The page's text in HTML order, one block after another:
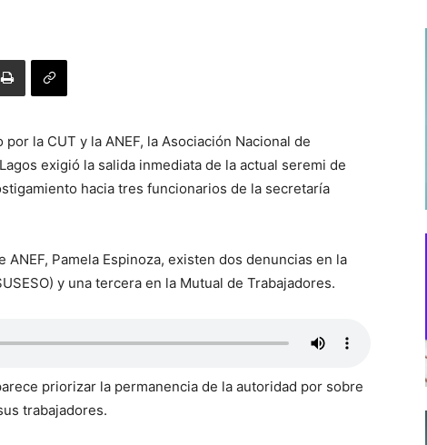
la CUT y la ANEF, la Asociación Nacional de
exigió la salida inmediata de la actual seremi de
hacia tres funcionarios de la secretaría
Pamela Espinoza, existen dos denuncias en la
y una tercera en la Mutual de Trabajadores.
priorizar la permanencia de la autoridad por sobre
trabajadores.